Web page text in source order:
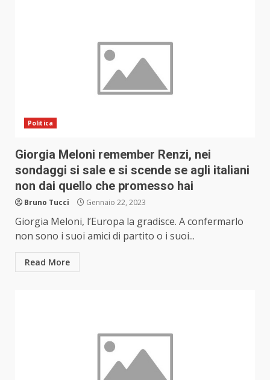
Politica
Giorgia Meloni remember Renzi, nei
sondaggi si sale e si scende se agli italiani
non dai quello che promesso hai
Bruno Tucci Gennaio 22, 2023
Giorgia Meloni, l’Europa la gradisce. A confermarlo
non sono i suoi amici di partito o i suoi...
Read More